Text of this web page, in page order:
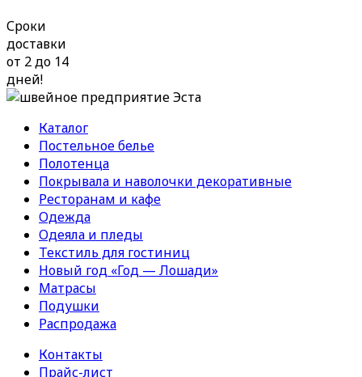
Сроки
доставки
от 2 до 14
дней!
Каталог
Постельное белье
Полотенца
Покрывала и наволочки декоративные
Ресторанам и кафе
Одежда
Одеяла и пледы
Текстиль для гостиниц
Новый год «Год — Лошади»
Матрасы
Подушки
Распродажа
Контакты
Прайс-лист